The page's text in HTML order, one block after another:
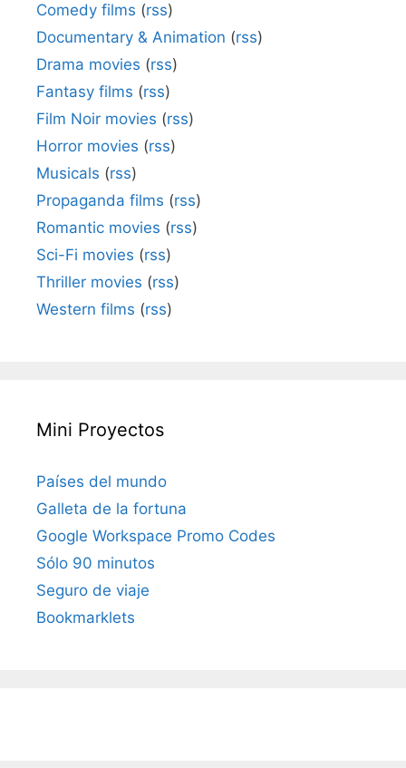
Comedy films (rss)
Documentary & Animation (rss)
Drama movies (rss)
Fantasy films (rss)
Film Noir movies (rss)
Horror movies (rss)
Musicals (rss)
Propaganda films (rss)
Romantic movies (rss)
Sci-Fi movies (rss)
Thriller movies (rss)
Western films (rss)
Mini Proyectos
Países del mundo
Galleta de la fortuna
Google Workspace Promo Codes
Sólo 90 minutos
Seguro de viaje
Bookmarklets